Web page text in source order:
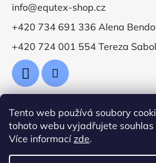
Tento web používá soubory
tohoto webu vyjadřujete souhlas
Více informacízde.
info@equtex-shop.cz
+420 734 691 336 Alena
+420 724 001 554 Tereza Sabol
Přijímáme online platby